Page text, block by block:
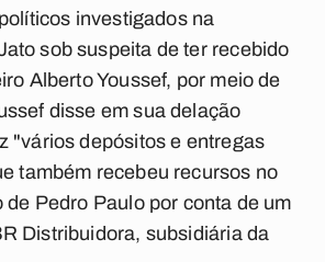
investigados na
sob suspeita de ter recebido
Alberto Youssef, por meio de
disse em sua delação
"vários depósitos e entregas
também recebeu recursos no
de Pedro Paulo por conta de um
Distribuidora, subsidiária da